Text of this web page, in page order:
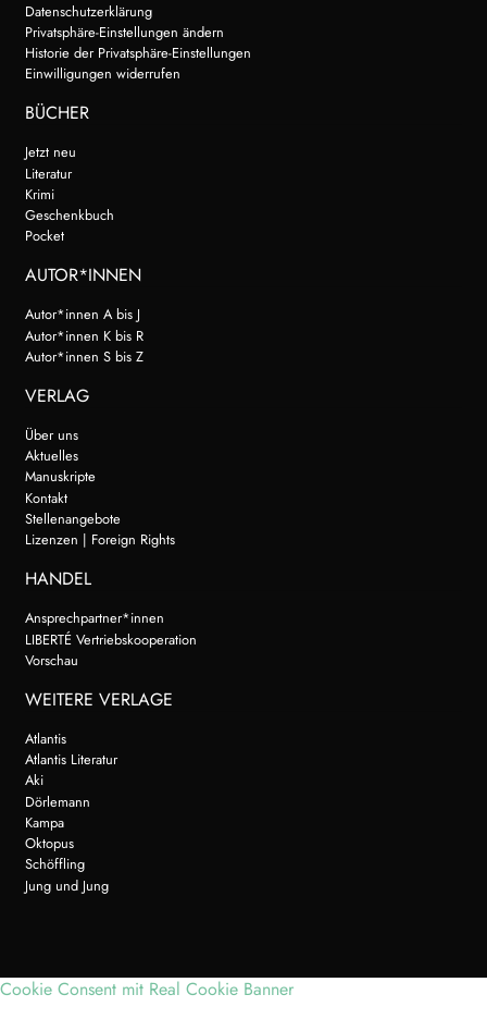
Datenschutzerklärung
Privatsphäre-Einstellungen ändern
Historie der Privatsphäre-Einstellungen
Einwilligungen widerrufen
BÜCHER
Jetzt neu
Literatur
Krimi
Geschenkbuch
Pocket
AUTOR*INNEN
Autor*innen A bis J
Autor*innen K bis R
Autor*innen S bis Z
VERLAG
Über uns
Aktuelles
Manuskripte
Kontakt
Stellenangebote
Lizenzen | Foreign Rights
HANDEL
Ansprechpartner*innen
LIBERTÉ Vertriebskooperation
Vorschau
WEITERE VERLAGE
Atlantis
Atlantis Literatur
Aki
Dörlemann
Kampa
Oktopus
Schöffling
Jung und Jung
Cookie Consent mit Real Cookie Banner